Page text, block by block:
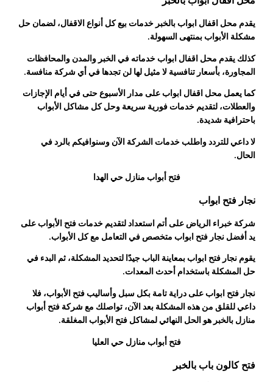
يقدم محل اقفال ابواب بالخبر خدمات بيع كل أنواع الاقفال، لضمان حل
مشكلة الأبواب بمنتهى السهولة.
كذلك يقدم محل اقفال ابواب خدماته في الخبر والمدن والمحافظات
المجاورة، بأسعار تنافسية لا مثيل لها لن تجدها في أي شركة منافسة.
كما يعمل محل اقفال ابواب على مدار الأسبوع حتى في أيام الإجازات
والعطلات، لتقديم خدمات فورية سريعة وحل كل مشاكل الأبواب
باحترافية شديدة.
لا داعي للتردد واطلب خدمات الشركة الآن وسنوافيكم بالرد في
الحال.
فتح أبواب منازل حي الهدا
نجار فتح ابواب
شركة خبراء الرياض على أتم استعداد لتقديم خدمات فتح الأبواب على
يد أفضل نجار فتح ابواب متخصص في التعامل مع كل الأبواب.
يقوم نجار فتح ابواب بمعاينة الباب جيدًا لتحديد المشكلة، ثم البدء في
حل المشكلة باستخدام أحدث المعدات.
نجار فتح ابواب على دراية تامة بكل سبل وأساليب فتح الأبواب، فلا
داعي للقلق من هذه المشكلة بعد الآن، تواصلك مع شركة فتح أبواب
منازل بالخبر هو الحل النهائي لمشاكل فتح الأبواب المغلقة.
فتح أبواب منازل حي العليا
فتح كالون باب بالخبر